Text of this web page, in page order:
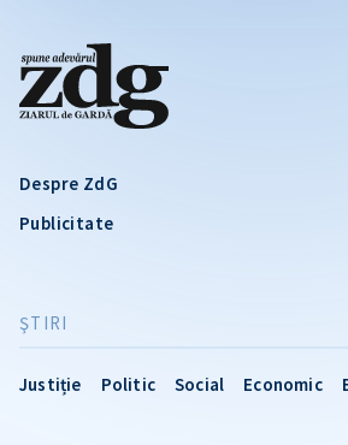
Despre ZdG
Publicitate
ŞTIRI
Justiție Politic Social Economic